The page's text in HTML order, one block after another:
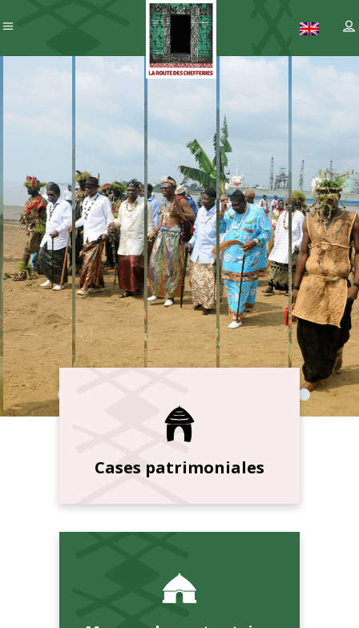
Cases patrimoniales